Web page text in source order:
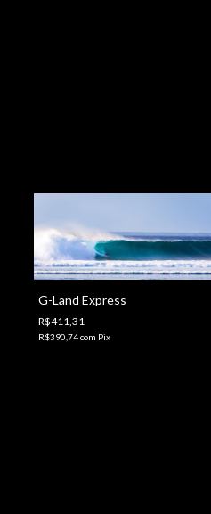
G-Land Express
R$411,31
R$390,74com Pix